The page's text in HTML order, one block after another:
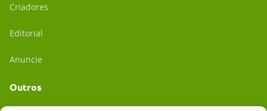
Criadores
Editorial
Anuncie
Outros